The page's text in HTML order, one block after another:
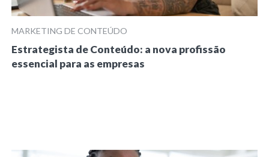
MARKETING DE CONTEÚDO
Estrategista de Conteúdo: a nova profissão
essencial para as empresas